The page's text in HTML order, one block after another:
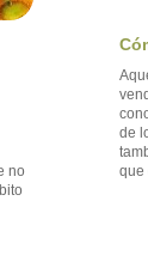
no
de
que